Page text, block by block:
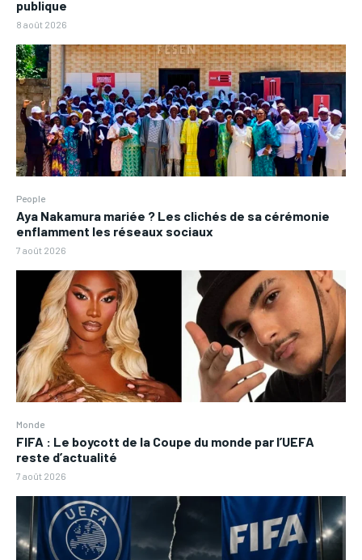
publique
8 août 2026
People
Aya Nakamura mariée ? Les clichés de sa cérémonie
enflamment les réseaux sociaux
7 août 2026
Monde
FIFA : Le boycott de la Coupe du monde par l’UEFA
reste d’actualité
7 août 2026